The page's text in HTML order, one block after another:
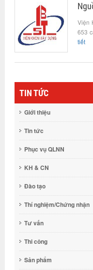
Viện
653
tiết
TIN TỨC
Giới thiệu
Tin tức
Phục vụ QLNN
KH & CN
Đào tạo
Thí nghiệm/Chứng nhận
Tư vấn
Thi công
Sản phẩm